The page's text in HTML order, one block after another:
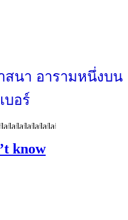
สนา อารามหนึ่งบน
บอร์
know